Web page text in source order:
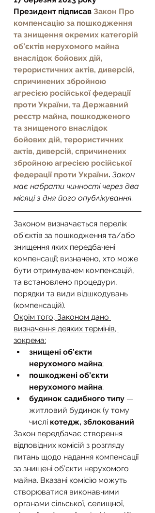
Президент підписав Закон Про
компенсацію за пошкодження
та знищення окремих категорій
об’єктів нерухомого майна
внаслідок бойових дій,
терористичних актів, диверсій,
спричинених збройною
агресією російської федерації
проти України, та Державний
реєстр майна, пошкодженого
та знищеного внаслідок
бойових дій, терористичних
актів, диверсій, спричинених
збройною агресією російської
федерації проти України. Закон
має набрати чинності через два
місяці з дня його опублікування.
Законом визначається перелік
об'єктів за пошкодження та/або
знищення яких передбачені
компенсації; визначено, хто може
бути отримувачем компенсацій,
та встановлено процедури,
порядки та види відшкодувань
(компенсацій).
Окрім того, Законом дано
визначення деяких термінів,
зокрема:
знищені об’єкти
нерухомого майна;
пошкоджені об’єкти
нерухомого майна;
будинок садибного типу —
житловий будинок (у тому
числі котедж, зблокований
Закон передбачає створення
відповідних комісій з розгляду
питань щодо надання компенсації
за знищені об’єкти нерухомого
майна. Вказані комісію можуть
створюватися виконавчими
органами сільської, селищної,